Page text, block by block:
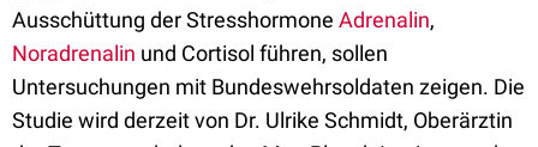
Ausschüttung der Stresshormone Adrenalin,
Noradrenalin und Cortisol führen, sollen
Untersuchungen mit Bundeswehrsoldaten zeigen. Die
Studie wird derzeit von Dr. Ulrike Schmidt, Oberärztin